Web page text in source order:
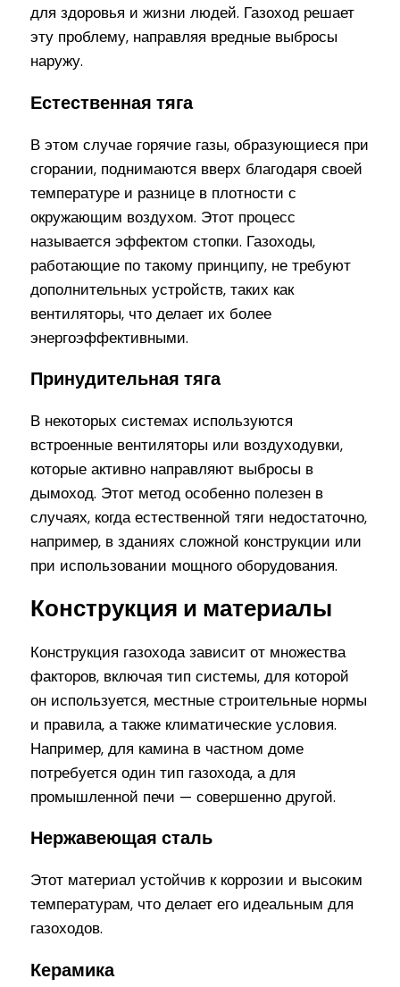
для здоровья и жизни людей. Газоход решает
эту проблему, направляя вредные выбросы
наружу.
Естественная тяга
В этом случае горячие газы, образующиеся при
сгорании, поднимаются вверх благодаря своей
температуре и разнице в плотности с
окружающим воздухом. Этот процесс
называется эффектом стопки. Газоходы,
работающие по такому принципу, не требуют
дополнительных устройств, таких как
вентиляторы, что делает их более
энергоэффективными.
Принудительная тяга
В некоторых системах используются
встроенные вентиляторы или воздуходувки,
которые активно направляют выбросы в
дымоход. Этот метод особенно полезен в
случаях, когда естественной тяги недостаточно,
например, в зданиях сложной конструкции или
при использовании мощного оборудования.
Конструкция и материалы
Конструкция газохода зависит от множества
факторов, включая тип системы, для которой
он используется, местные строительные нормы
и правила, а также климатические условия.
Например, для камина в частном доме
потребуется один тип газохода, а для
промышленной печи — совершенно другой.
Нержавеющая сталь
Этот материал устойчив к коррозии и высоким
температурам, что делает его идеальным для
газоходов.
Керамика